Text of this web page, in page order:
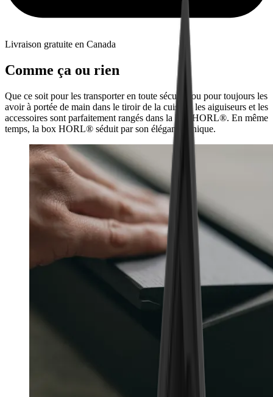
Livraison gratuite en Canada
Comme ça ou rien
Que ce soit pour les transporter en toute sécurité ou pour toujours les
avoir à portée de main dans le tiroir de la cuisine, les aiguiseurs et les
accessoires sont parfaitement rangés dans la box HORL®. En même
temps, la box HORL® séduit par son élégance unique.